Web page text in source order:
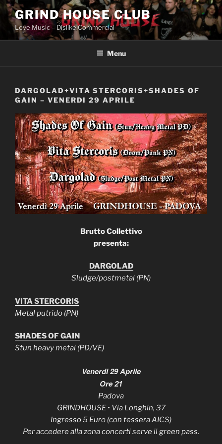
Skip
content
GRIND HOUSE CLUB
Love Music – Dislike Commercial
Menu
DARGOLAD+VITA STERCORIS+SHADES OF
GAIN – VENERDI 29 APRILE
Brutto Collettivo
presenta:
DARGOLAD
Sludge/postmetal (PN)
VITA STERCORIS
Metal putrido (PN)
SHADES OF GAIN
Stun heavy metal (PD/VE)
Venerdi 29 Aprile
Ore 21
Padova
GRINDHOUSE • Via Longhin, 37
Ingresso 5 Euro (con tessera AICS)
Per accedere alla zona concerti serve il green pass.